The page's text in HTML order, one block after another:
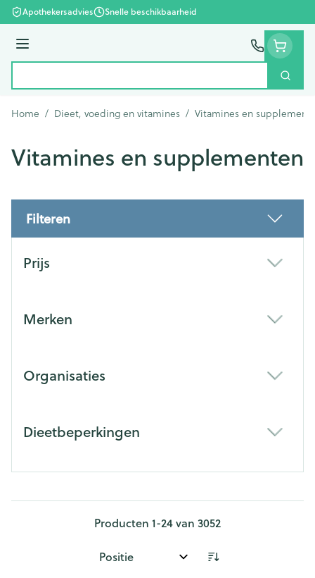
Ga naar de inhoud
Apothekersadvies Snelle beschikbaarheid
Menu
Zoek
Home / Dieet, voeding en vitamines / Vitamines en
Vitamines en supplementen
Filteren
Prijs
Merken
Organisaties
Dieetbeperkingen
Producten 1-24van 3052
Sorteer op: